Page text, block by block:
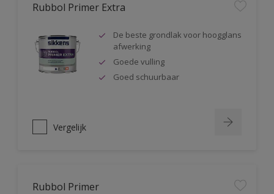
Rubbol Primer Extra
De beste grondlak voor hoogglans
afwerking
Goede vulling
Goed schuurbaar
Vergelijk
Rubbol Primer